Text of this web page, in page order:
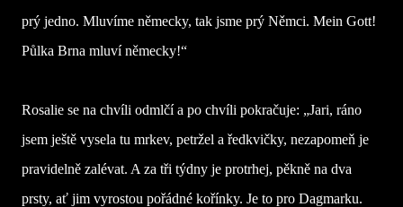
prý jedno. Mluvíme německy, tak jsme prý Němci. Mein Gott!
Půlka Brna mluví německy!“
Rosalie se na chvíli odmlčí a po chvíli pokračuje: „Jari, ráno
jsem ještě vysela tu mrkev, petržel a ředkvičky, nezapomeň je
pravidelně zalévat. A za tři týdny je protrhej, pěkně na dva
prsty, ať jim vyrostou pořádné kořínky. Je to pro Dagmarku.